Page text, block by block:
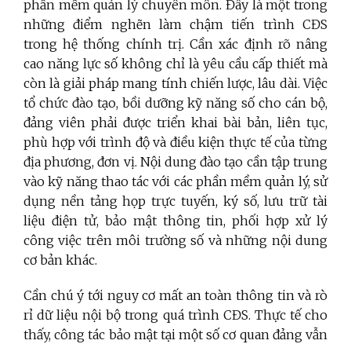
phần mềm quản lý chuyên môn. Đây là một trong
những điểm nghẽn làm chậm tiến trình CĐS
trong hệ thống chính trị. Cần xác định rõ nâng
cao năng lực số không chỉ là yêu cầu cấp thiết mà
còn là giải pháp mang tính chiến lược, lâu dài. Việc
tổ chức đào tạo, bồi dưỡng kỹ năng số cho cán bộ,
đảng viên phải được triển khai bài bản, liên tục,
phù hợp với trình độ và điều kiện thực tế của từng
địa phương, đơn vị. Nội dung đào tạo cần tập trung
vào kỹ năng thao tác với các phần mềm quản lý, sử
dụng nền tảng họp trực tuyến, ký số, lưu trữ tài
liệu điện tử, bảo mật thông tin, phối hợp xử lý
công việc trên môi trường số và những nội dung
cơ bản khác.
Cần chú ý tới nguy cơ mất an toàn thông tin và rò
rỉ dữ liệu nội bộ trong quá trình CĐS. Thực tế cho
thấy, công tác bảo mật tại một số cơ quan đảng vẫn